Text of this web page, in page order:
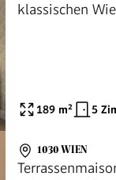
klassischen
189 m² 5
1030 WIEN